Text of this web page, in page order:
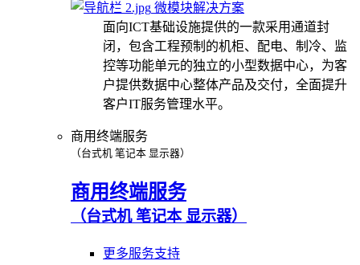
微模块解决方案
面向ICT基础设施提供的一款采用通道封
闭，包含工程预制的机柜、配电、制冷、监
控等功能单元的独立的小型数据中心，为客
户提供数据中心整体产品及交付，全面提升
客户IT服务管理水平。
商用终端服务
（台式机 笔记本 显示器）
商用终端服务
（台式机 笔记本 显示器）
更多服务支持